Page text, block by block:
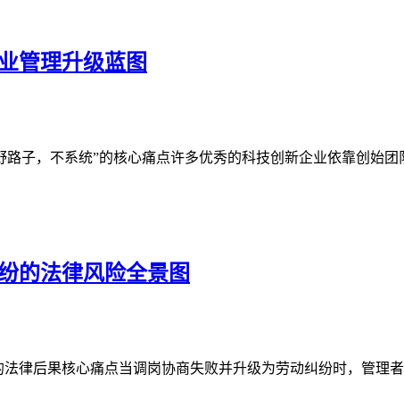
管理升级蓝图
子，不系统”的核心痛点许多优秀的科技创新企业依靠创始团
的法律风险全景图
律后果核心痛点当调岗协商失败并升级为劳动纠纷时，管理者